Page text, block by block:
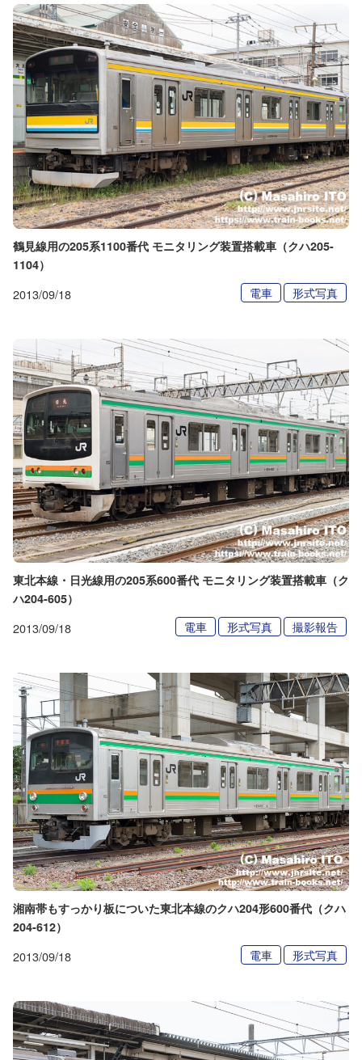
鶴見線用の205系1100番代 モニタリング装置搭載車（クハ205-
1104）
2013/09/18 電車 形式写真
東北本線・日光線用の205系600番代 モニタリング装置搭載車（ク
ハ204-605）
2013/09/18 電車 形式写真 撮影報告
湘南帯もすっかり板についた東北本線のクハ204形600番代（クハ
204-612）
2013/09/18 電車 形式写真